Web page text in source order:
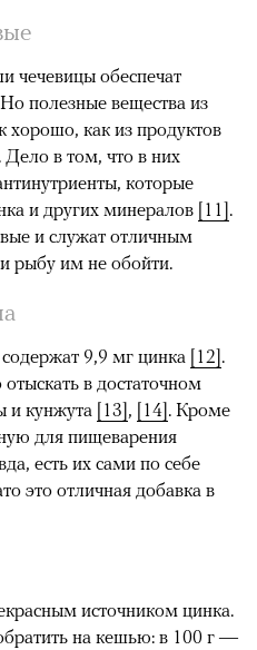
чечевицы обеспечат
полезные вещества из
хорошо, как из продуктов
в том, что в них
которые
и других минералов [11].
и служат отличным
рыбу им не обойти.
9,9 мг цинка [12].
в достаточном
и кунжута [13], [14]. Кроме
для пищеварения
есть их сами по себе
это отличная добавка в
источником цинка.
на кешью: в 100 г —